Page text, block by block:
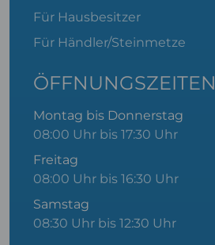
Für Hausbesitzer
Für Händler/Steinmetze
ÖFFNUNGSZEITEN
Montag bis Donnerstag
08:00 Uhr bis 17:30 Uhr
Freitag
08:00 Uhr bis 16:30 Uhr
Samstag
08:30 Uhr bis 12:30 Uhr